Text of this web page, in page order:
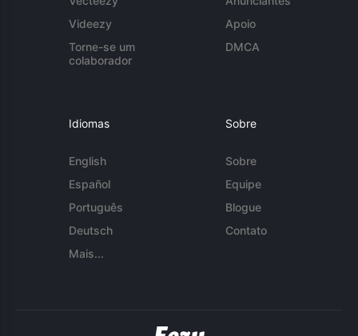
Videezy
Torne-se um
colaborador
Apoio
DMCA
Idiomas
English
Español
Português
Deutsch
Mais...
Sobre
Sobre
Equipe
Blogue
Contato